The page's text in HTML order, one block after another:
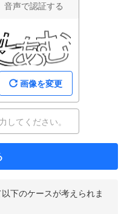
音声で認証する
画像を変更
下のケースが考えられま